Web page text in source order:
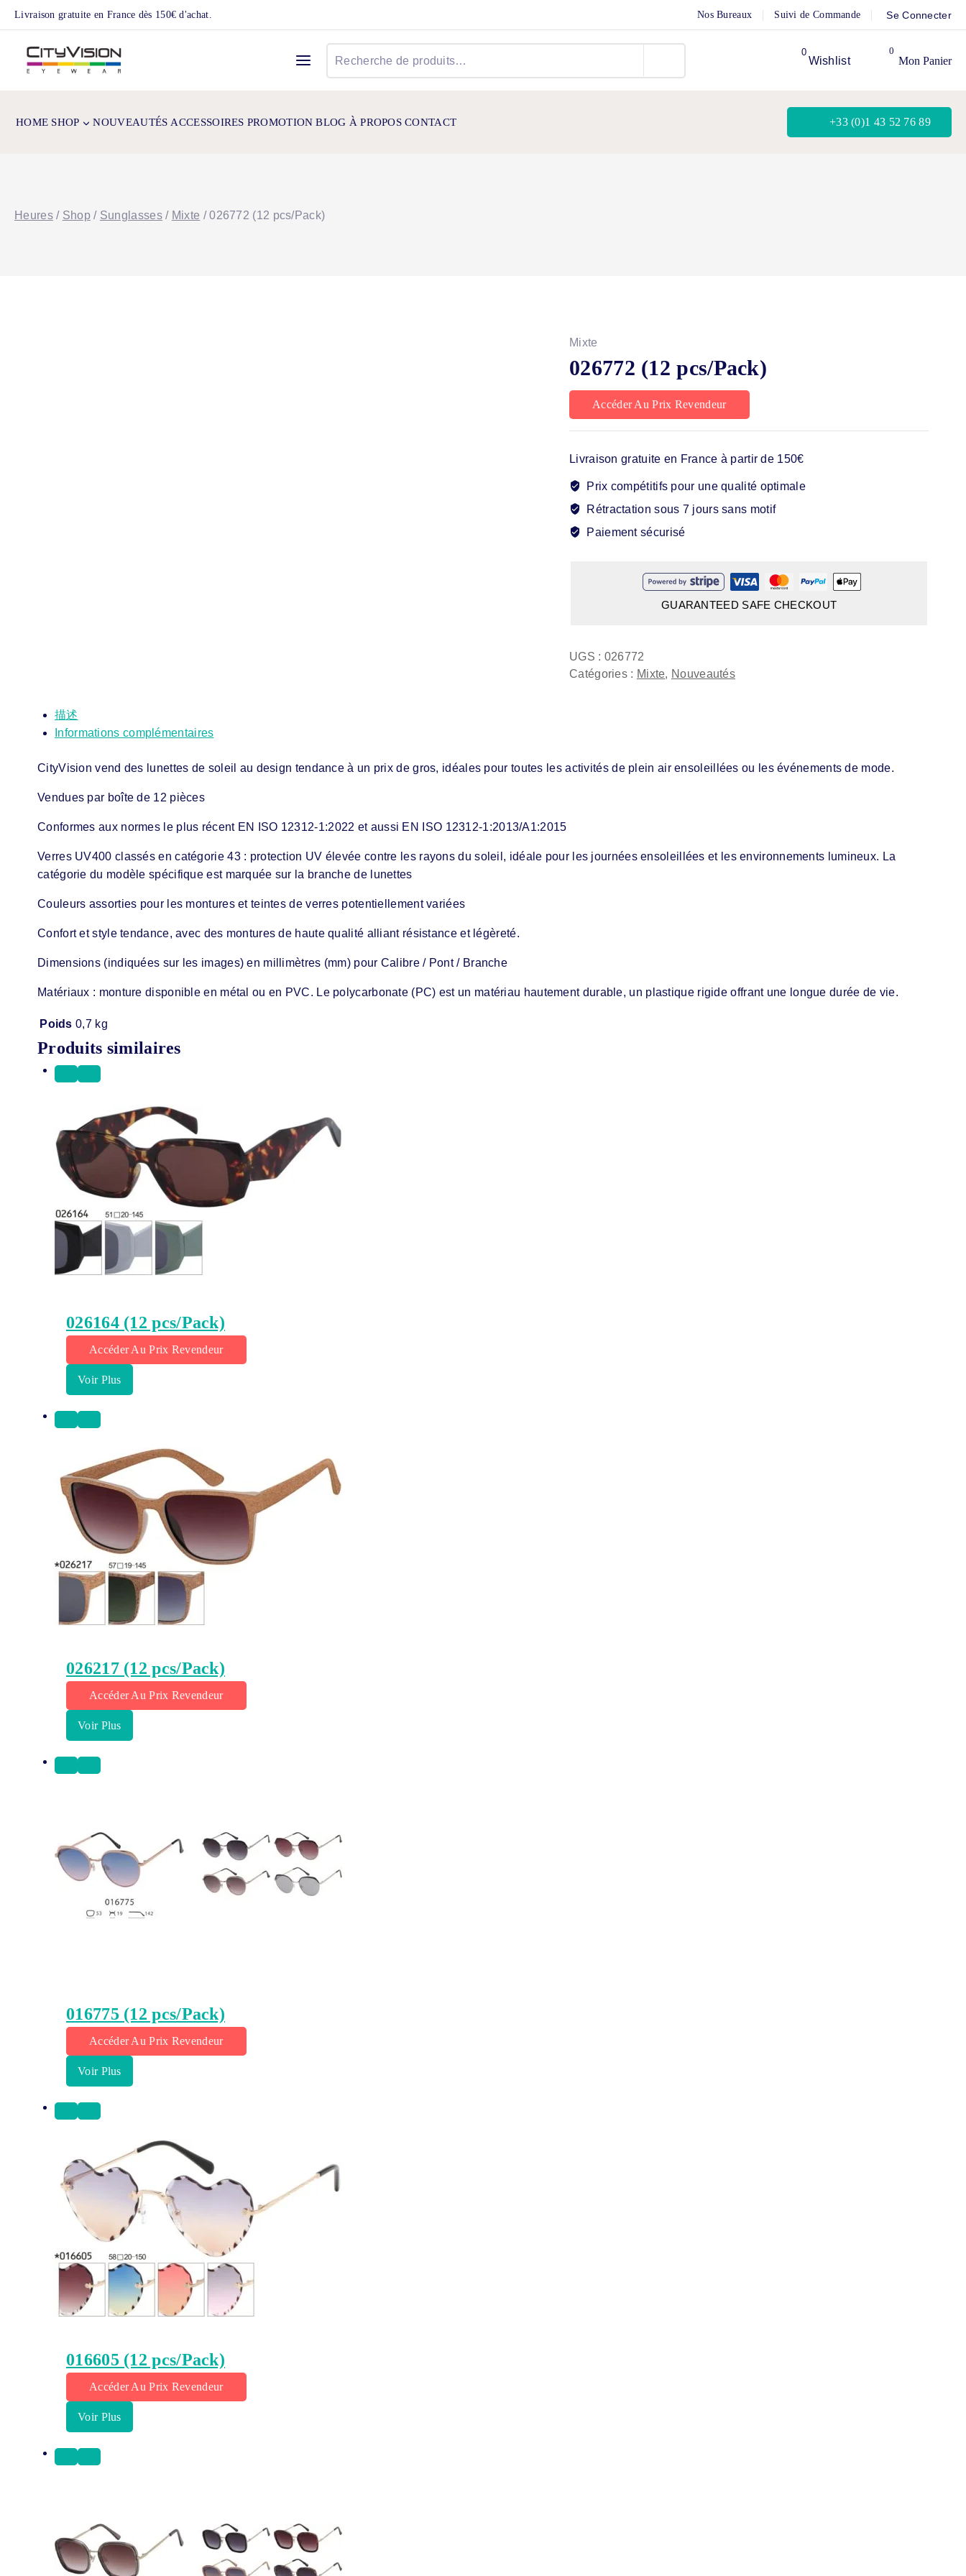
Skip
content
Livraison gratuite en France dès 150€ d'achat. Nos Bureaux Suivi de Commande Se Connecter
Wishlist
0
Mon Panier
HOME SHOP NOUVEAUTÉS ACCESSOIRES PROMOTION BLOG À PROPOS CONTACT +33 (0)1 43 52 76 89
Heures / Shop / Sunglasses / Mixte / 026772 (12 pcs/Pack)
Mixte
026772 (12 pcs/Pack)
Accéder Au Prix Revendeur
Livraison gratuite en France à partir de 150€
Prix compétitifs pour une qualité optimale
Rétractation sous 7 jours sans motif
Paiement sécurisé
GUARANTEED SAFE CHECKOUT
UGS : 026772
Catégories : Mixte, Nouveautés
描述
Informations complémentaires
CityVision vend des lunettes de soleil au design tendance à un prix de gros, idéales pour toutes les activités de plein air ensoleillées ou les événements de mode.
Vendues par boîte de 12 pièces
Conformes aux normes le plus récent EN ISO 12312-1:2022 et aussi EN ISO 12312-1:2013/A1:2015
Verres UV400 classés en catégorie 43 : protection UV élevée contre les rayons du soleil, idéale pour les journées ensoleillées et les environnements lumineux. La
catégorie du modèle spécifique est marquée sur la branche de lunettes
Couleurs assorties pour les montures et teintes de verres potentiellement variées
Confort et style tendance, avec des montures de haute qualité alliant résistance et légèreté.
Dimensions (indiquées sur les images) en millimètres (mm) pour Calibre / Pont / Branche
Matériaux : monture disponible en métal ou en PVC. Le polycarbonate (PC) est un matériau hautement durable, un plastique rigide offrant une longue durée de vie.
Poids 0,7 kg
Produits similaires
026164 (12 pcs/Pack)
Accéder Au Prix Revendeur
Voir Plus
026217 (12 pcs/Pack)
Accéder Au Prix Revendeur
Voir Plus
016775 (12 pcs/Pack)
Accéder Au Prix Revendeur
Voir Plus
016605 (12 pcs/Pack)
Accéder Au Prix Revendeur
Voir Plus